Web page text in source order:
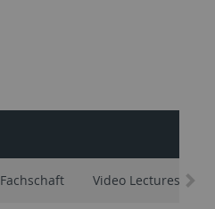
Fachschaft Video Lectures